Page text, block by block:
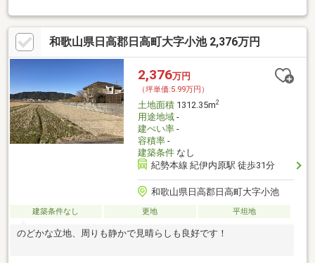
和歌山県日高郡日高町大字小池 2,376万円
2,376万円
（坪単価:5.99万円）
土地面積1312.35m2
用途地域-
建ぺい率-
容積率-
建築条件なし
紀勢本線 紀伊内原駅 徒歩31分
和歌山県日高郡日高町大字小池
建築条件なし 更地 平坦地
のどかな立地、周りも静かで見晴らしも良好です！